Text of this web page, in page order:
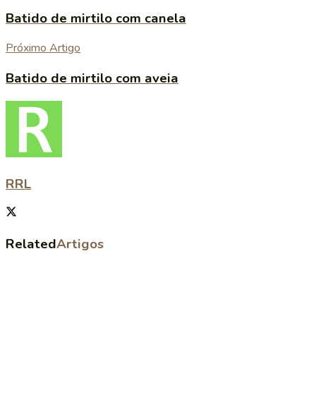
Batido de mirtilo com canela
Próximo Artigo
Batido de mirtilo com aveia
RRL
RelatedArtigos